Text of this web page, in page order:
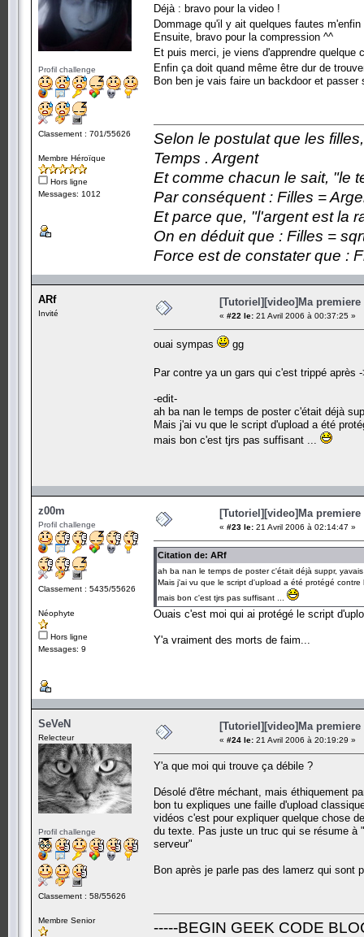
Profil challenge
Classement : 701/55626
Membre Héroïque
Hors ligne
Messages: 1012
Déjà : bravo pour la video !
Dommage qu'il y ait quelques fautes
Ensuite, bravo pour la compression ^^
Et puis merci, je viens d'apprendre quelque
Enfin ça doit quand même être dur de
Bon ben je vais faire un backdoor et passer
Selon le postulat que les
Temps . Argent
Et comme chacun le sait, "le
Par conséquent : Filles =
Et parce que, "l'argent est la
On en déduit que : Filles =
Force est de constater que :
ARf
Invité
[Tutoriel][video]Ma premiere
« #22 le: 21 Avril 2006 à 00:37:25 »
ouai sympas gg
Par contre ya un gars qui c'est trippé
-edit-
ah ba nan le temps de poster c'était déjà
Mais j'ai vu que le script d'upload a été
mais bon c'est tjrs pas suffisant ...
z00m
Profil challenge
Classement : 5435/55626
Néophyte
Hors ligne
Messages: 9
[Tutoriel][video]Ma premiere
« #23 le: 21 Avril 2006 à 02:14:47 »
Citation de: ARf
ah ba nan le temps de poster c'était déjà suppr,
Mais j'ai vu que le script d'upload a été protégé
mais bon c'est tjrs pas suffisant ...
Ouais c'est moi qui ai protégé le script
Y'a vraiment des morts de faim...
SeVeN
Relecteur
Profil challenge
Classement : 58/55626
Membre Senior
[Tutoriel][video]Ma premiere
« #24 le: 21 Avril 2006 à 20:19:29 »
Y'a que moi qui trouve ça débile ?
Désolé d'être méchant, mais éthiquement
bon tu expliques une faille d'upload
vidéos c'est pour expliquer quelque chose
du texte. Pas juste un truc qui se résume à
serveur"
Bon après je parle pas des lamerz qui
-----BEGIN GEEK CODE